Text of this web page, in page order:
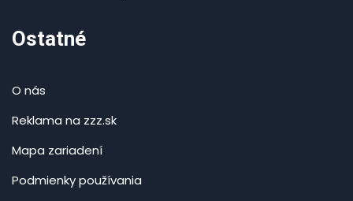
Ostatné
O nás
Reklama na zzz.sk
Mapa zariadení
Podmienky používania